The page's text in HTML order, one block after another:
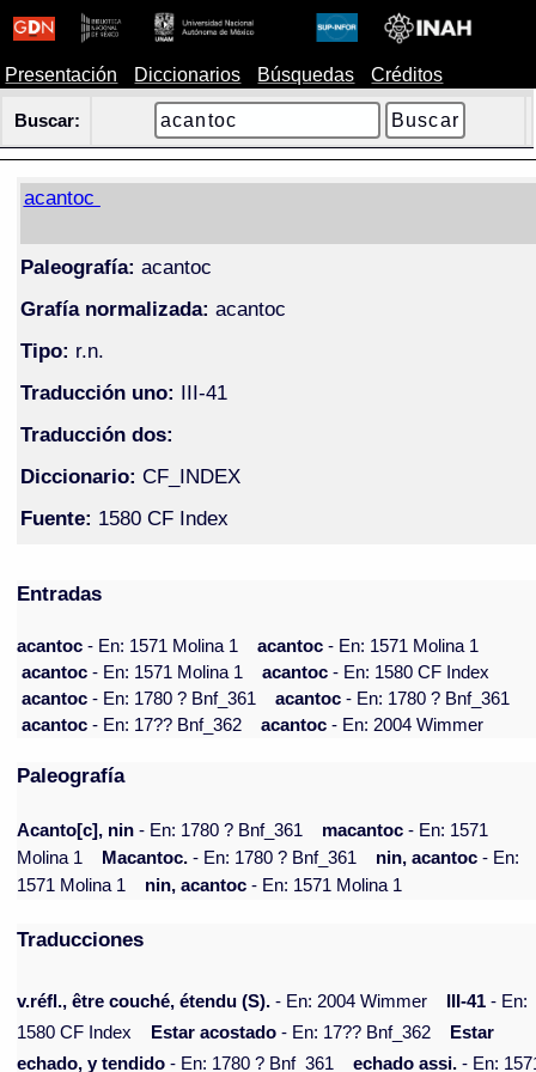
Presentación Diccionarios Búsquedas Créditos
Buscar:
acantoc
Paleografía: acantoc
Grafía normalizada: acantoc
Tipo: r.n.
Traducción uno: III-41
Traducción dos:
Diccionario: CF_INDEX
Fuente: 1580 CF Index
Entradas
acantoc- En: 1571 Molina 1 acantoc- En: 1571 Molina 1
acantoc- En: 1571 Molina 1 acantoc- En: 1580 CF Index
acantoc- En: 1780 ? Bnf_361 acantoc- En: 1780 ? Bnf_361
acantoc- En: 17?? Bnf_362 acantoc- En: 2004 Wimmer
Paleografía
Acanto[c], nin - En: 1780 ? Bnf_361 macantoc - En: 1571
Molina 1
Macantoc. - En: 1780 ? Bnf_361 nin, acantoc - En:
1571 Molina 1
nin, acantoc - En: 1571 Molina 1
Traducciones
v.réfl., être couché, étendu (S). - En: 2004 Wimmer III-41 - En:
1580 CF Index
Estar acostado - En: 17?? Bnf_362
Estar
echado, y tendido - En: 1780 ? Bnf_361 echado assi. - En: